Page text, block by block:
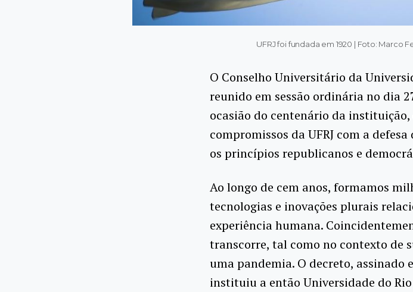
UFRJ foi fundada em 1920 | Foto: Marco
O Conselho Universitário da
reunido em sessão ordinária no dia
ocasião do centenário da instituição,
compromissos da UFRJ com a
os princípios republicanos e
Ao longo de cem anos, formamos
tecnologias e inovações plurais
experiência humana.
transcorre, tal como no contexto de
uma pandemia. O decreto, assinado
instituiu a então Universidade do